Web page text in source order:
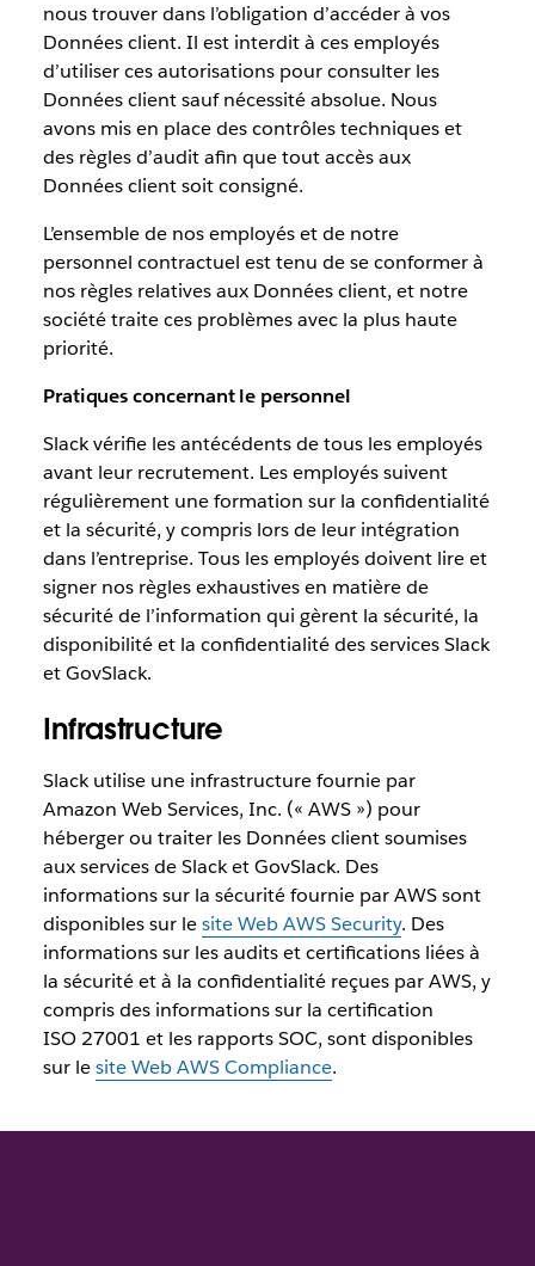
nous trouver dans l’obligation d’accéder à vos
Données client. Il est interdit à ces employés
d’utiliser ces autorisations pour consulter les
Données client sauf nécessité absolue. Nous
avons mis en place des contrôles techniques et
des règles d’audit afin que tout accès aux
Données client soit consigné.
L’ensemble de nos employés et de notre
personnel contractuel est tenu de se conformer à
nos règles relatives aux Données client, et notre
société traite ces problèmes avec la plus haute
priorité.
Pratiques concernant le personnel
Slack vérifie les antécédents de tous les employés
avant leur recrutement. Les employés suivent
régulièrement une formation sur la confidentialité
et la sécurité, y compris lors de leur intégration
dans l’entreprise. Tous les employés doivent lire et
signer nos règles exhaustives en matière de
sécurité de l’information qui gèrent la sécurité, la
disponibilité et la confidentialité des services Slack
et GovSlack.
Infrastructure
Slack utilise une infrastructure fournie par
Amazon Web Services, Inc. (« AWS ») pour
héberger ou traiter les Données client soumises
aux services de Slack et GovSlack. Des
informations sur la sécurité fournie par AWS sont
disponibles sur lesite Web AWS Security. Des
informations sur les audits et certifications liées à
la sécurité et à la confidentialité reçues par AWS, y
compris des informations sur la certification
ISO 27001 et les rapports SOC, sont disponibles
sur lesite Web AWS Compliance.